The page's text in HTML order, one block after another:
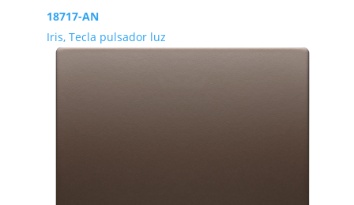
18717-AN
Iris, Tecla pulsador luz